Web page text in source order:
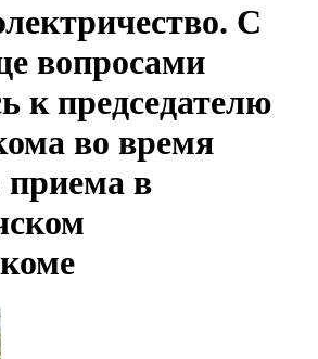
С
вопросами
к председателю
во время
приема в